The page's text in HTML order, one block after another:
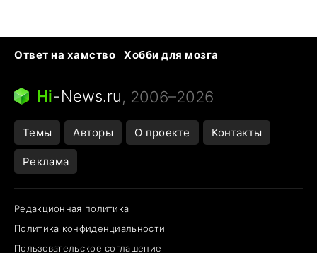
Ответ на хамство
Хобби для мозга
Бензин 100 и 95
Тунцы в океанариуме
Следующая пандемия
Hi-News.ru, 2006–2026
Темы Авторы О проекте Контакты
Реклама
Редакционная политика
Политика конфиденциальности
Пользовательское соглашение